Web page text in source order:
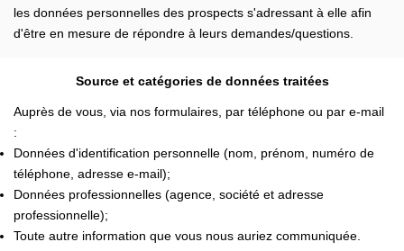
les données personnelles des prospects s'adressant à elle afin
d'être en mesure de répondre à leurs demandes/questions.
Source et catégories de données traitées
Auprès de vous, via nos formulaires, par téléphone ou par e-mail
:
Données d'identification personnelle (nom, prénom, numéro de
téléphone, adresse e-mail);
Données professionnelles (agence, société et adresse
professionnelle);
Toute autre information que vous nous auriez communiquée.